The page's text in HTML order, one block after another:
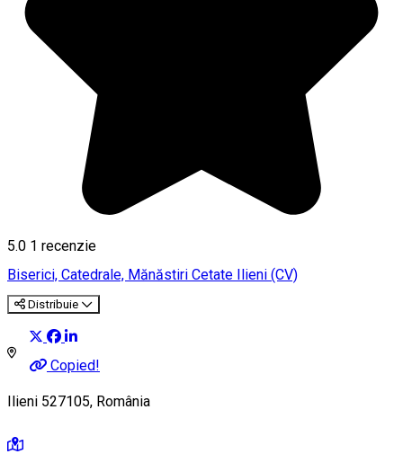
5.0 1 recenzie
Biserici, Catedrale, Mănăstiri Cetate Ilieni (CV)
Distribuie
Copied!
Ilieni 527105, România